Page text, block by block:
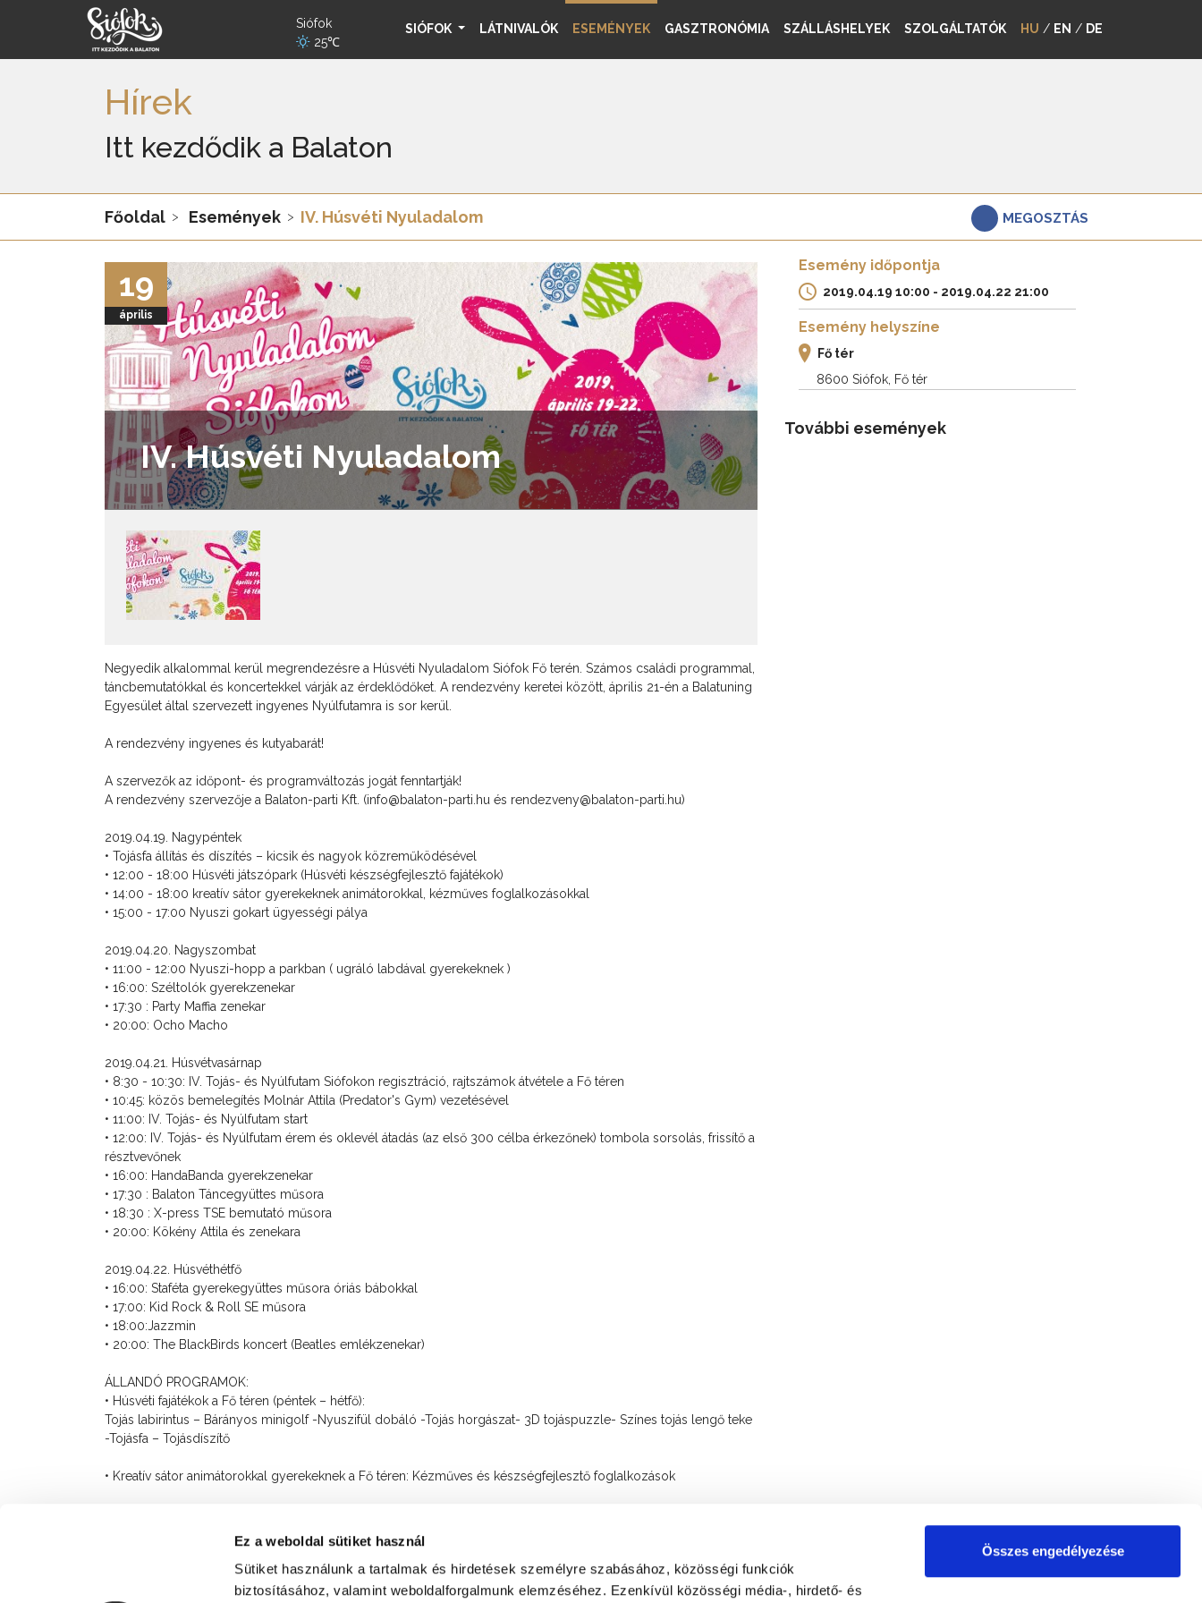
Ez a weboldal sütiket használ
Sütiket használunk a tartalmak és hirdetések személyre szabásához, közösségi funkciók
biztosításához, valamint weboldalforgalmunk elemzéséhez. Ezenkívül közösségi média-, hirdető- és
Összes engedélyezése
Siófok
25℃
SIÓFOK LÁTNIVALÓK ESEMÉNYEK GASZTRONÓMIA SZÁLLÁSHELYEK SZOLGÁLTATÓK HU / EN / DE
Hírek
Itt kezdődik a Balaton
Főoldal Események IV. Húsvéti Nyuladalom MEGOSZTÁS
19
április
IV. Húsvéti Nyuladalom
Negyedik alkalommal kerül megrendezésre a Húsvéti Nyuladalom Siófok Fő terén. Számos családi programmal,
táncbemutatókkal és koncertekkel várják az érdeklődőket. A rendezvény keretei között, április 21-én a Balatuning
Egyesület által szervezett ingyenes Nyúlfutamra is sor kerül.
A rendezvény ingyenes és kutyabarát!
A szervezők az időpont- és programváltozás jogát fenntartják!
A rendezvény szervezője a Balaton-parti Kft. (info@balaton-parti.hu és rendezveny@balaton-parti.hu)
2019.04.19. Nagypéntek
• Tojásfa állítás és díszítés – kicsik és nagyok közreműködésével
• 12:00 - 18:00 Húsvéti játszópark (Húsvéti készségfejlesztő fajátékok)
• 14:00 - 18:00 kreatív sátor gyerekeknek animátorokkal, kézműves foglalkozásokkal
• 15:00 - 17:00 Nyuszi gokart ügyességi pálya
2019.04.20. Nagyszombat
• 11:00 - 12:00 Nyuszi-hopp a parkban ( ugráló labdával gyerekeknek )
• 16:00: Széltolók gyerekzenekar
• 17:30 : Party Maffia zenekar
• 20:00: Ocho Macho
2019.04.21. Húsvétvasárnap
• 8:30 - 10:30: IV. Tojás- és Nyúlfutam Siófokon regisztráció, rajtszámok átvétele a Fő téren
• 10:45: közös bemelegítés Molnár Attila (Predator's Gym) vezetésével
• 11:00: IV. Tojás- és Nyúlfutam start
• 12:00: IV. Tojás- és Nyúlfutam érem és oklevél átadás (az első 300 célba érkezőnek) tombola sorsolás, frissítő a
résztvevőnek
• 16:00: HandaBanda gyerekzenekar
• 17:30 : Balaton Táncegyüttes műsora
• 18:30 : X-press TSE bemutató műsora
• 20:00: Kökény Attila és zenekara
2019.04.22. Húsvéthétfő
• 16:00: Staféta gyerekegyüttes műsora óriás bábokkal
• 17:00: Kid Rock & Roll SE műsora
• 18:00:Jazzmin
• 20:00: The BlackBirds koncert (Beatles emlékzenekar)
ÁLLANDÓ PROGRAMOK:
• Húsvéti fajátékok a Fő téren (péntek – hétfő):
Tojás labirintus – Bárányos minigolf -Nyuszifül dobáló -Tojás horgászat- 3D tojáspuzzle- Színes tojás lengő teke
-Tojásfa – Tojásdíszítő
• Kreatív sátor animátorokkal gyerekeknek a Fő téren: Kézműves és készségfejlesztő foglalkozások
Esemény időpontja
2019.04.19 10:00 - 2019.04.22 21:00
Esemény helyszíne
Fő tér
8600 Siófok, Fő tér
További események
ADATVÉDELMI NYILATKOZAT FELHASZNÁLÁS FELTÉTELEI